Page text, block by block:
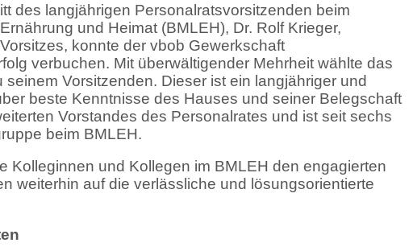
des langjährigen Personalratsvorsitzenden beim
und Heimat (BMLEH), Dr. Rolf Krieger,
konnte der vbob Gewerkschaft
verbuchen. Mit überwältigender Mehrheit wählte das
Vorsitzenden. Dieser ist ein langjähriger und
beste Kenntnisse des Hauses und seiner Belegschaft
Vorstandes des Personalrates und ist seit sechs
beim BMLEH.
Kolleginnen und Kollegen im BMLEH den engagierten
weiterhin auf die verlässliche und lösungsorientierte